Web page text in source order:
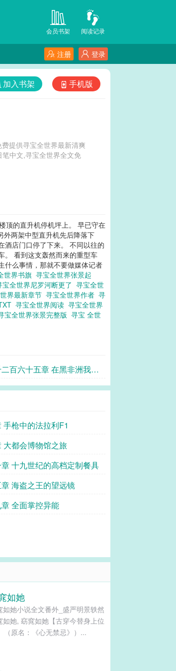
阅读记录
会员书架
登录
注册
手机版
加入书架
提供寻宝全世界最新清爽
顶的直升机停机坪上。 早已守在
外两架中型直升机先后降落下
酒店门口停了下来。 不同以往的
。 看到这支轰然而来的重型车
什么事情，那就不要做媒体记者
世界书旗 寻宝全世界张景起
宝全世界尼罗河断更了 寻宝全世
界最新章节 寻宝全世界作者 寻
寻宝全世界阅读 寻宝全世界
宝全世界张景完整版 寻宝 全世
百六十五章 在黑非洲我们
朋友
手枪中的法拉利F1
大都会博物馆之旅
十九世纪的高档定制餐具
海盗之王的望远镜
全面掌控异能
如她
如她小说全文番外_盛严明景轶然
如她, 窈窕如她【古穿今替身上位
（原名：《心无禁忌》）...